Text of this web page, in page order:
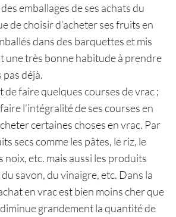
emballages de ses achats du
de choisir d’acheter ses fruits en
dans des barquettes et mis
une très bonne habitude à prendre
pas déjà.
de faire quelques courses de vrac ;
l’intégralité de ses courses en
certaines choses en vrac. Par
secs comme les pâtes, le riz, le
noix, etc. mais aussi les produits
savon, du vinaigre, etc. Dans la
en vrac est bien moins cher que
diminue grandement la quantité de